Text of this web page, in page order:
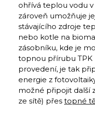
ohřívá teplou vodu
zároveň umožňuje
stávajícího zdroje
nebo kotle na
zásobníku, kde je
topnou přírubu TPK
provedení, je tak
energie z
možné připojit další
ze sítě) přes topné